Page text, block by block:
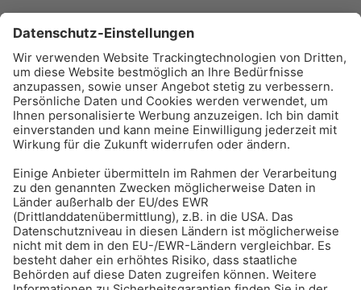
BAU-Index Newsletter
Erhalten Sie regelmäßig Benachrichtigungen zu den
Zur Anmeldung
Meistgelesen:Bauwerksabdichtung